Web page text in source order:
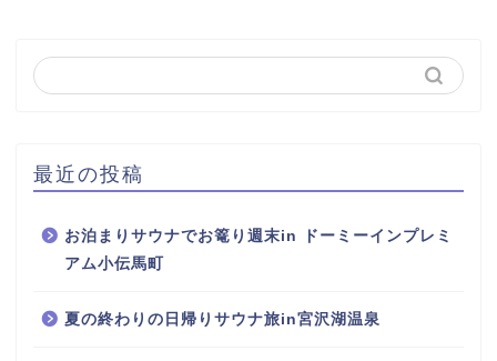
最近の投稿
お泊まりサウナでお篭り週末in ドーミーインプレミ
アム小伝馬町
夏の終わりの日帰りサウナ旅in宮沢湖温泉